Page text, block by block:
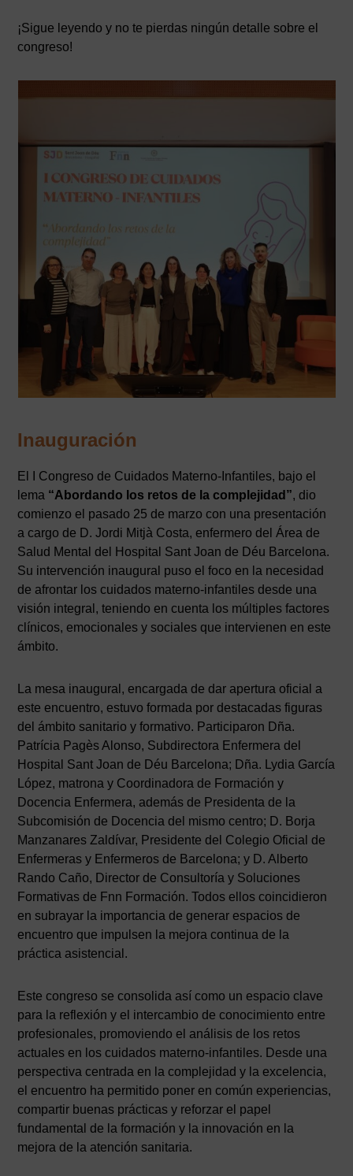
¡Sigue leyendo y no te pierdas ningún detalle sobre el
congreso!
Inauguración
El I Congreso de Cuidados Materno-Infantiles, bajo el
lema “Abordando los retos de la complejidad”, dio
comienzo el pasado 25 de marzo con una presentación
a cargo de D. Jordi Mitjà Costa, enfermero del Área de
Salud Mental del Hospital Sant Joan de Déu Barcelona.
Su intervención inaugural puso el foco en la necesidad
de afrontar los cuidados materno-infantiles desde una
visión integral, teniendo en cuenta los múltiples factores
clínicos, emocionales y sociales que intervienen en este
ámbito.
La mesa inaugural, encargada de dar apertura oficial a
este encuentro, estuvo formada por destacadas figuras
del ámbito sanitario y formativo. Participaron Dña.
Patrícia Pagès Alonso, Subdirectora Enfermera del
Hospital Sant Joan de Déu Barcelona; Dña. Lydia García
López, matrona y Coordinadora de Formación y
Docencia Enfermera, además de Presidenta de la
Subcomisión de Docencia del mismo centro; D. Borja
Manzanares Zaldívar, Presidente del Colegio Oficial de
Enfermeras y Enfermeros de Barcelona; y D. Alberto
Rando Caño, Director de Consultoría y Soluciones
Formativas de Fnn Formación. Todos ellos coincidieron
en subrayar la importancia de generar espacios de
encuentro que impulsen la mejora continua de la
práctica asistencial.
Este congreso se consolida así como un espacio clave
para la reflexión y el intercambio de conocimiento entre
profesionales, promoviendo el análisis de los retos
actuales en los cuidados materno-infantiles. Desde una
perspectiva centrada en la complejidad y la excelencia,
el encuentro ha permitido poner en común experiencias,
compartir buenas prácticas y reforzar el papel
fundamental de la formación y la innovación en la
mejora de la atención sanitaria.
AVISO LEGAL| POLÍTICA DE PRIVACIDAD|COOKIES|TÉRMINOS Y
CONDICIONES DE CONTRATACIÓN